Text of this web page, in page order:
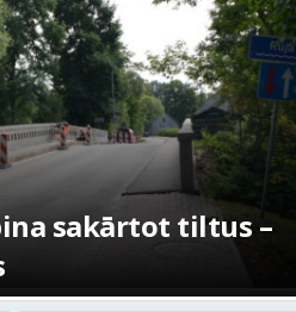
sakārtot tiltus –